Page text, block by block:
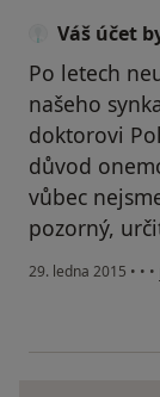
Váš účet
Po letech
našeho
doktorovi
důvod
vůbec
pozorný,
29. ledna 2015 • • •